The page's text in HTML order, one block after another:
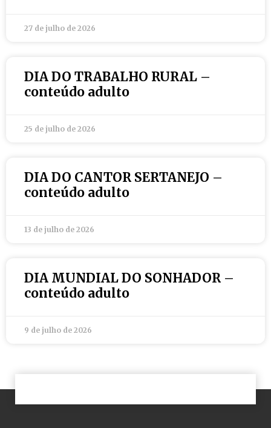
27 de julho de 2026
DIA DO TRABALHO RURAL –
conteúdo adulto
25 de julho de 2026
DIA DO CANTOR SERTANEJO –
conteúdo adulto
13 de julho de 2026
DIA MUNDIAL DO SONHADOR –
conteúdo adulto
9 de julho de 2026